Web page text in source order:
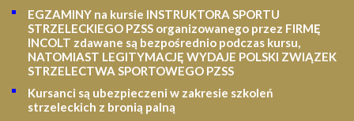
EGZAMINY na kursie INSTRUKTORA SPORTU
STRZELECKIEGO PZSS organizowanego przez FIRMĘ
INCOLT zdawane są bezpośrednio podczas kursu,
NATOMIAST LEGITYMACJĘ WYDAJE POLSKI ZWIĄZEK
STRZELECTWA SPORTOWEGO PZSS
Kursanci są ubezpieczeni w zakresie szkoleń
strzeleckich z bronią palną